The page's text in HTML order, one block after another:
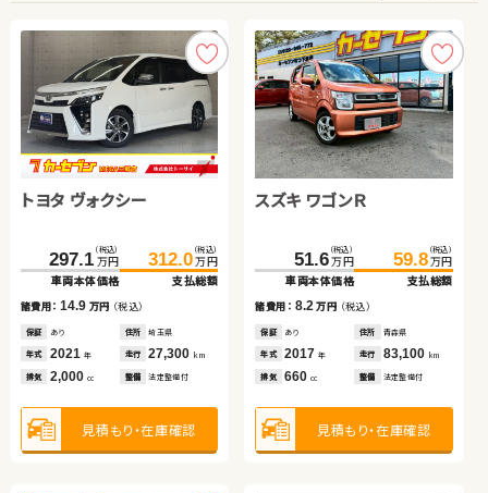
トヨタ ヴォクシー
297.1 （税込）
万円
車両本体価格
312.0 （税込）
万円
支払総額
諸費用：14.9 万円 （税込）
保証 あり 住所 埼玉県
年式 2021 年 走行 27,300 km
排気 2,000 cc 整備 法定整備付
見積もり・在庫確認
スズキ ワゴンＲ
51.6 （税込）
万円
車両本体価格
59.8 （税込）
万円
支払総額
諸費用： 8.2万円 （税込）
保証 あり 住所 青森県
年式 2017年 走行 83,100 km
排気 660cc 整備 法定整備付
見積もり・在庫確認
スズキ アルト ＨＢ
34.7 （税込）
万円
車両本体価格
39.5 （税込）
万円
支払総額
諸費用：4.8万円（税込）
保証 なし 住所 岡山県
年式 2014 年 走行 58,800 km
排気 660cc 整備 法定整備付
見積もり・在庫確認
ダイハツ タント
67.9 （税込）
万円
車両本体価格
69.8 （税込）
万円
支払総額
諸費用： 1.9万円 （税込）
保証 あり 住所 北海道
年式 2016年 走行 51,500 km
排気 660cc 整備 法定整備付
見積もり・在庫確認
トヨタ アクア
126.5万円
車両本体価格
諸費用：11.5万円 （税込）
保証 なし 住所 長野県
排気 1,500cc 整備 法定整備付
トヨタ ノア
121.6 （税込）
万円
車両本体価格
136.9 （税込）
万円
支払総額
諸費用： 15.3万円（税込）
保証 なし 住所 埼玉県
年式 2013年 走行 25,700 km
排気 2,000 整備 なし
見積もり・在庫確認
スズキ スイフト
113.0 （税込）
万円
車両本体価格
125.9 （税込）
万円
支払総額
諸費用：12.9 万円 （税込）
保証 あり 住所 岩手県
年式 2018 年 走行 15,600 km
排気 1,300 cc 整備 法定整備付
見積もり・在庫確認
ダイハツ タント
56.5 （税込）
万円
車両本体価格
65.7 （税込）
万円
支払総額
諸費用： 9.2 万円 （税込）
保証 あり 住所 埼玉県
年式 2016年 走行 64,800 km
排気 660cc 整備 法定整備付
見積もり・在庫確認